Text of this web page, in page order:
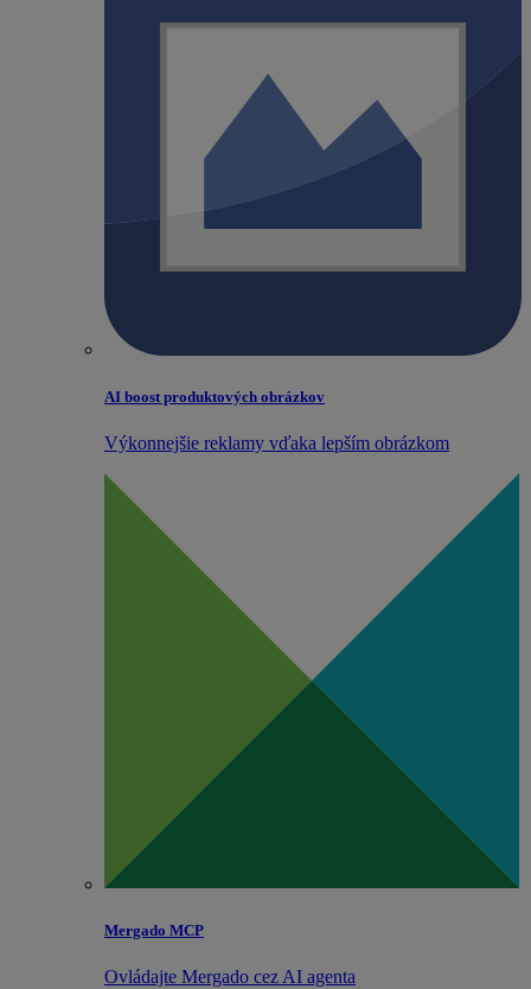
AI boost produktových obrázkov
Výkonnejšie reklamy vďaka lepším obrázkom
Mergado MCP
Ovládajte Mergado cez AI agenta